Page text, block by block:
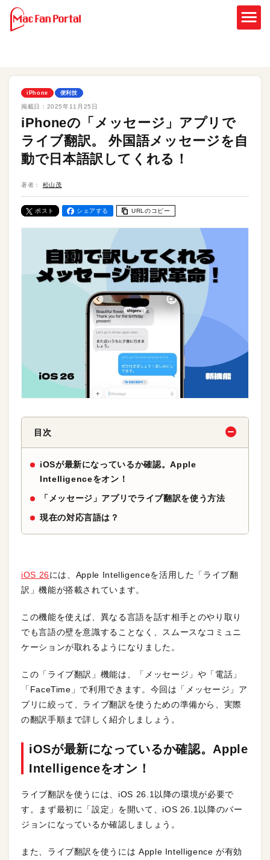
iPhone 便利技
掲載日： 2025年11月25日
iPhoneの「メッセージ」アプリで
ライブ翻訳。 外国語メッセージを自
動で日本語訳してくれる！
著者： 松山茂
ポスト シェアする URLのコピー
目次
iOSが最新になっているか確認。Apple
Intelligenceをオン！
「メッセージ」アプリでライブ翻訳を使う方法
現在の対応言語は？
iOS 26には、Apple Intelligenceを活用した「ライブ翻
訳」機能が搭載されています。
この機能を使えば、異なる言語を話す相手とのやり取り
でも言語の壁を意識することなく、スムースなコミュニ
ケーションが取れるようになりました。
この「ライブ翻訳」機能は、「メッセージ」や「電話」
「FaceTime」で利用できます。今回は「メッセージ」ア
プリに絞って、ライブ翻訳を使うための準備から、実際
の翻訳手順まで詳しく紹介しましょう。
iOSが最新になっているか確認。Apple
Intelligenceをオン！
ライブ翻訳を使うには、iOS 26.1以降の環境が必要で
す。まず最初に「設定」を開いて、iOS 26.1以降のバー
ジョンになっているか確認しましょう。
また、ライブ翻訳を使うには Apple Intelligence が有効